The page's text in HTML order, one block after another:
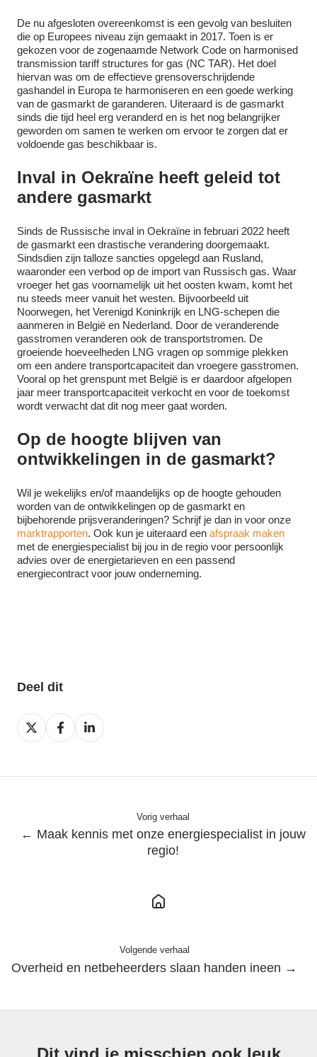
De nu afgesloten overeenkomst is een gevolg van besluiten
die op Europees niveau zijn gemaakt in 2017. Toen is er
gekozen voor de zogenaamde Network Code on harmonised
transmission tariff structures for gas (NC TAR). Het doel
hiervan was om de effectieve grensoverschrijdende
gashandel in Europa te harmoniseren en een goede werking
van de gasmarkt de garanderen. Uiteraard is de gasmarkt
sinds die tijd heel erg veranderd en is het nog belangrijker
geworden om samen te werken om ervoor te zorgen dat er
voldoende gas beschikbaar is.
Inval in Oekraïne heeft geleid tot
andere gasmarkt
Sinds de Russische inval in Oekraïne in februari 2022 heeft
de gasmarkt een drastische verandering doorgemaakt.
Sindsdien zijn talloze sancties opgelegd aan Rusland,
waaronder een verbod op de import van Russisch gas. Waar
vroeger het gas voornamelijk uit het oosten kwam, komt het
nu steeds meer vanuit het westen. Bijvoorbeeld uit
Noorwegen, het Verenigd Koninkrijk en LNG-schepen die
aanmeren in België en Nederland. Door de veranderende
gasstromen veranderen ook de transportstromen. De
groeiende hoeveelheden LNG vragen op sommige plekken
om een andere transportcapaciteit dan vroegere gasstromen.
Vooral op het grenspunt met België is er daardoor afgelopen
jaar meer transportcapaciteit verkocht en voor de toekomst
wordt verwacht dat dit nog meer gaat worden.
Op de hoogte blijven van
ontwikkelingen in de gasmarkt?
Wil je wekelijks en/of maandelijks op de hoogte gehouden
worden van de ontwikkelingen op de gasmarkt en
bijbehorende prijsveranderingen? Schrijf je dan in voor onze
marktrapporten. Ook kun je uiteraard een afspraak maken
met de energiespecialist bij jou in de regio voor persoonlijk
advies over de energietarieven en een passend
energiecontract voor jouw onderneming.
Deel dit
Deel
op
Deel
op
Deel
op
Vorig verhaal
← Maak kennis met onze energiespecialist in jouw
regio!
Volgende verhaal
Overheid en netbeheerders slaan handen ineen →